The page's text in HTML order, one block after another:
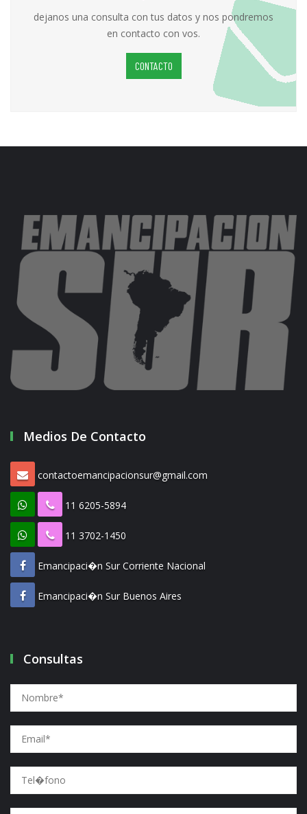
dejanos una consulta con tus datos y nos pondremos
en contacto con vos.
CONTACTO
Medios De Contacto
contactoemancipacionsur@gmail.com
11 6205-5894
11 3702-1450
Emancipaci�n Sur Corriente Nacional
Emancipaci�n Sur Buenos Aires
Consultas